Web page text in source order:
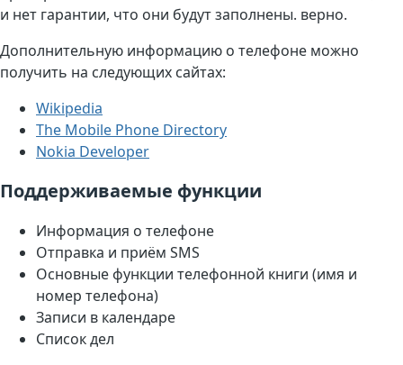
и нет гарантии, что они будут заполнены. верно.
Дополнительную информацию о телефоне можно
получить на следующих сайтах:
Wikipedia
The Mobile Phone Directory
Nokia Developer
Поддерживаемые функции
Информация о телефоне
Отправка и приём SMS
Основные функции телефонной книги (имя и
номер телефона)
Записи в календаре
Список дел